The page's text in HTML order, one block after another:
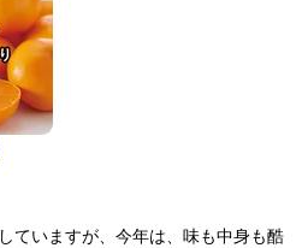
ていますが、今年は、味も中身も酷